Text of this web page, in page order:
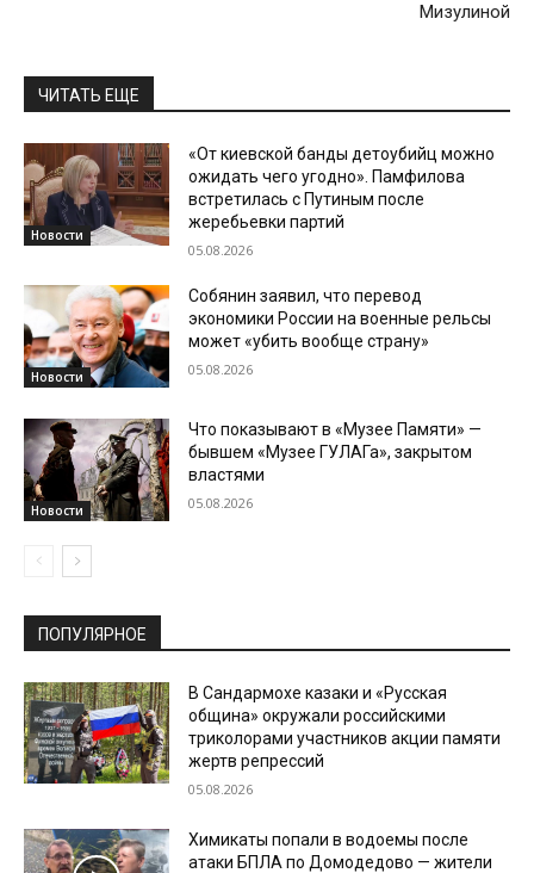
Мизулиной
ЧИТАТЬ ЕЩЕ
Новости
«От киевской банды детоубийц можно
ожидать чего угодно». Памфилова
встретилась с Путиным после
жеребьевки партий
05.08.2026
Новости
Собянин заявил, что перевод
экономики России на военные рельсы
может «убить вообще страну»
05.08.2026
Новости
Что показывают в «Музее Памяти» —
бывшем «Музее ГУЛАГа», закрытом
властями
05.08.2026
ПОПУЛЯРНОЕ
В Сандармохе казаки и «Русская
община» окружали российскими
триколорами участников акции памяти
жертв репрессий
05.08.2026
Химикаты попали в водоемы после
атаки БПЛА по Домодедово — жители